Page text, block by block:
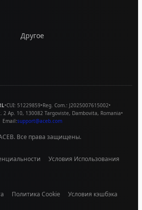
Другое
•CUI: 51229859•Reg. Com.: J2025007615002•
2 Ap. 10, 130082 Targoviste, Dambovita, Romania•
Email:support@aceb.com
Все права защищены.
Условия Использования
Политика Cookie Условия кэшбэка